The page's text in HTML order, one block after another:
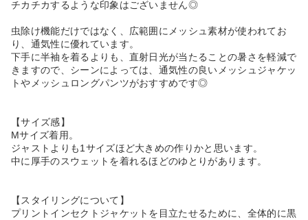
チカチカするような印象はございません◎
虫除け機能だけではなく、広範囲にメッシュ素材が使われてお
り、通気性に優れています。
下手に半袖を着るよりも、直射日光が当たることの暑さを軽減で
きますので、シーンによっては、通気性の良いメッシュジャケッ
トやメッシュロングパンツがおすすめです◎
【サイズ感】
Mサイズ着用。
ジャストよりも1サイズほど大きめの作りかと思います。
中に厚手のスウェットを着れるほどのゆとりがあります。
【スタイリングについて】
プリントインセクトジャケットを目立たせるために、全体的に黒